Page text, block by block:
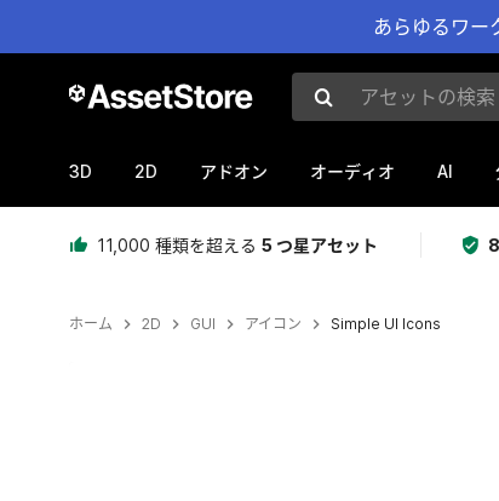
あらゆるワー
アセットの検索
3D 2D アドオン オーディオ AI
11,000 種類を超える 5 つ星アセット
ホーム 2D GUI アイコン Simple UI Icons